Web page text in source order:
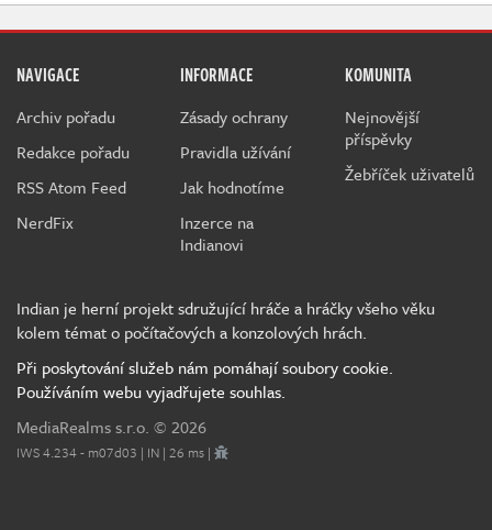
NAVIGACE
Archiv pořadu
Redakce pořadu
RSS Atom Feed
NerdFix
INFORMACE
Zásady ochrany
Pravidla užívání
Jak hodnotíme
Inzerce na
Indianovi
KOMUNITA
Nejnovější
příspěvky
Žebříček uživatelů
Indian je herní projekt sdružující hráče a hráčky všeho věku
kolem témat o počítačových a konzolových hrách.
Při poskytování služeb nám pomáhají soubory cookie.
Používáním webu vyjadřujete souhlas.
MediaRealms s.r.o. © 2026
IWS 4.234 - m07d03 | IN | 26 ms |